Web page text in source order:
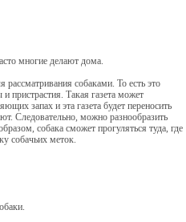
многие делают дома.
собаками. То есть это
пристрастия. Такая газета может
запах и эта газета будет переносить
Следовательно, можно разнообразить
собака сможет прогуляться туда, где
собачьих меток.